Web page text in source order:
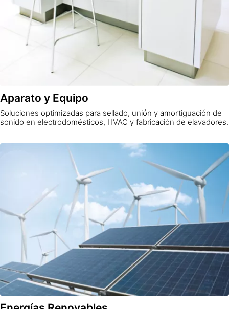
Aparato y Equipo
Soluciones optimizadas para sellado, unión y amortiguación de
sonido en electrodomésticos, HVAC y fabricación de elavadores.